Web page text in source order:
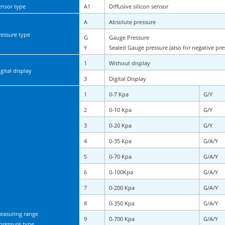
type A1 Diffusive silicon sensor
type
A Absolute pressure
G
Y
Gauge Pressure
Sealed Gauge pressure (also for negative
display
1 Without display
3 Digital Display
range
1 0-7 Kpa G/Y
2 0-10 Kpa G/Y
3 0-20 Kpa G/Y
4 0-35 Kpa G/A/Y
5 0-70 Kpa G/A/Y
6 0-100Kpa G/A/Y
7 0-200 Kpa G/A/Y
8 0-350 Kpa G/A/Y
9 0-700 Kpa G/A/Y